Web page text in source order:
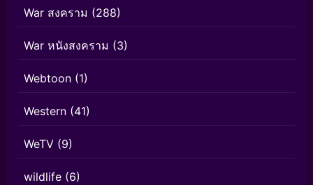
War สงคราม (288)
War หนังสงคราม (3)
Webtoon (1)
Western (41)
WeTV (9)
wildlife (6)